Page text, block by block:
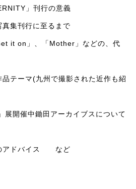
」刊行の意義
集刊行に至るまで
it on」、「Mother」などの、代
テーマ(九州で撮影された近作も紹
開催中鋤田アーカイブスについて
アドバイス など